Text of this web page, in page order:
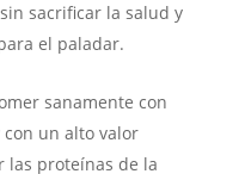
sacrificar la salud y
el paladar.
sanamente con
con un alto valor
las proteínas de la